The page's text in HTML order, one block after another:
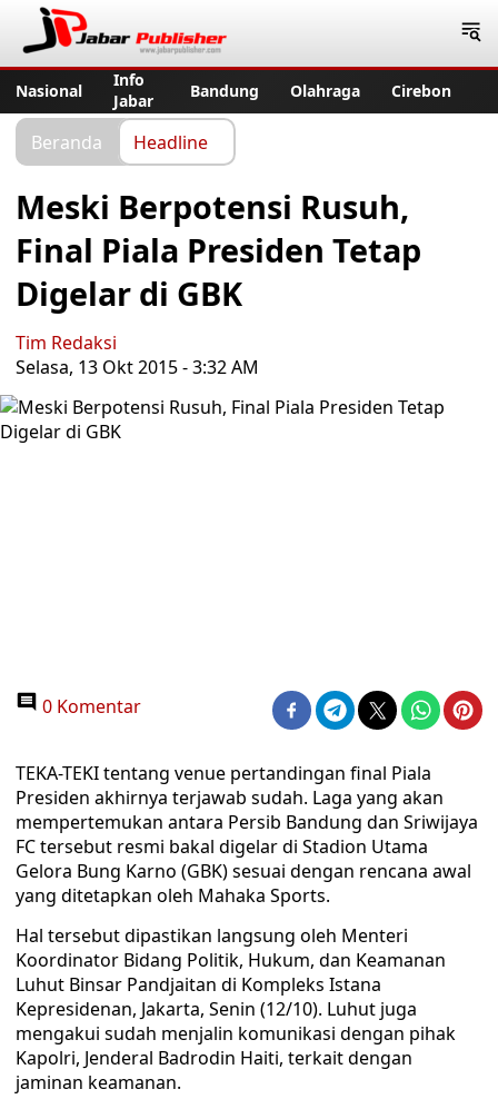
Nasional
Info
Jabar
Bandung Olahraga Cirebon
Beranda Headline
Meski Berpotensi Rusuh,
Final Piala Presiden Tetap
Digelar di GBK
Tim Redaksi
Selasa, 13 Okt 2015 - 3:32 AM
0 Komentar
TEKA-TEKI tentang venue pertandingan final Piala
Presiden akhirnya terjawab sudah. Laga yang akan
mempertemukan antara Persib Bandung dan Sriwijaya
FC tersebut resmi bakal digelar di Stadion Utama
Gelora Bung Karno (GBK) sesuai dengan rencana awal
yang ditetapkan oleh Mahaka Sports.
Hal tersebut dipastikan langsung oleh Menteri
Koordinator Bidang Politik, Hukum, dan Keamanan
Luhut Binsar Pandjaitan di Kompleks Istana
Kepresidenan, Jakarta, Senin (12/10). Luhut juga
mengakui sudah menjalin komunikasi dengan pihak
Kapolri, Jenderal Badrodin Haiti, terkait dengan
jaminan keamanan.